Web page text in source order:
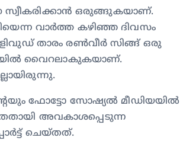
ഒരുങ്ങുകയാണ്.
വാര്‍ത്ത കഴിഞ്ഞ ദിവസം
താരം രൺവീർ സിങ്ങ് ഒരു
വൈറലാകുകയാണ്.
ഫോട്ടോ സോഷ്യൽ മീഡിയയിൽ
അവകാശപ്പെടുന്ന
ചെയ്തത്.